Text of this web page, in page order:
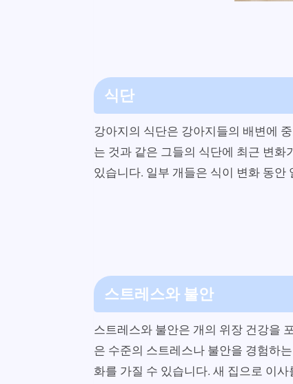
식단
강아지의 식단은 강아지들의 배변에
는 것과 같은 그들의 식단에 최근 변
있습니다. 일부 개들은 식이 변화 동
스트레스와 불안
스트레스와 불안은 개의 위장 건강을
은 수준의 스트레스나 불안을 경험하
화를 가질 수 있습니다. 새 집으로 이